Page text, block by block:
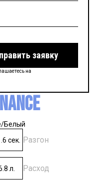
заявку
на
сек. Разгон
л. Расход